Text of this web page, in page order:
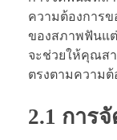
ความต้องการข
ของสภาพฟันแ
จะช่วยให้คุณส
ตรงตามความ
2.1 การ